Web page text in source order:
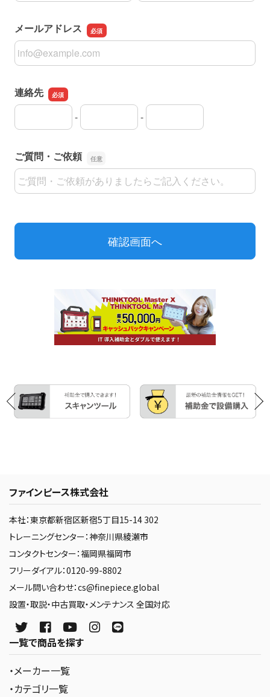
ファインピース株式会社
本社：東京都新宿区新宿5丁目15-14 302
トレーニングセンター：神奈川県綾瀬市
コンタクトセンター：福岡県福岡市
フリーダイアル：0120-99-8802
メール問い合わせ：cs@finepiece.global
設置・取説・中古買取・メンテナンス 全国対応
一覧で商品を探す
・メーカー一覧
・カテゴリ一覧